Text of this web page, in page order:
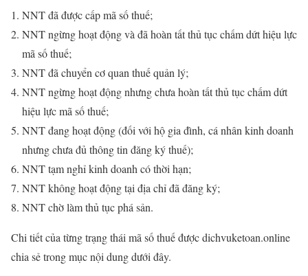
NNT đã được cấp mã số thuế;
NNT ngừng hoạt động và đã hoàn tất thủ tục chấm dứt hiệu lực
mã số thuế;
NNT đã chuyển cơ quan thuế quản lý;
NNT ngừng hoạt động nhưng chưa hoàn tất thủ tục chấm dứt
hiệu lực mã số thuế;
NNT đang hoạt động (đối với hộ gia đình, cá nhân kinh doanh
nhưng chưa đủ thông tin đăng ký thuế);
NNT tạm nghỉ kinh doanh có thời hạn;
NNT không hoạt động tại địa chỉ đã đăng ký;
NNT chờ làm thủ tục phá sản.
Chi tiết của từng trạng thái mã số thuế được dichvuketoan.online
chia sẻ trong mục nội dung dưới đây.